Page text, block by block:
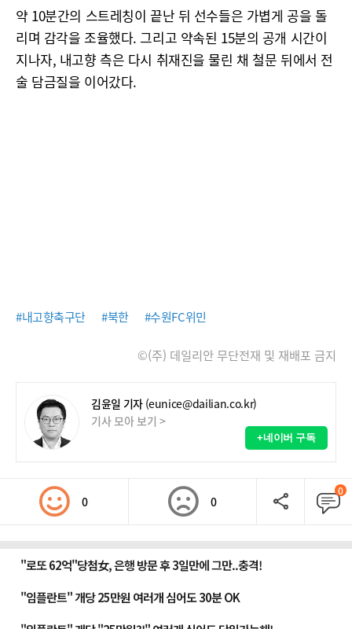
약 10분간의 스트레칭이 끝난 뒤 선수들은 가볍게 공을 돌
리며 감각을 조율했다. 그리고 약속된 15분의 공개 시간이
지나자, 내고향 측은 다시 취재진을 물린 채 철문 뒤에서 전
술 담금질을 이어갔다.
#내고향축구단 #북한 #수원FC위민
©(주) 데일리안 무단전재 및 재배포 금지
김윤일 기자 (eunice@dailian.co.kr)
기사 모아 보기 >
+네이버 구독
0 0
0